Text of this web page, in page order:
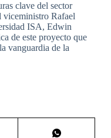
clave del sector
viceministro Rafael
ISA, Edwin
de este proyecto que
vanguardia de la